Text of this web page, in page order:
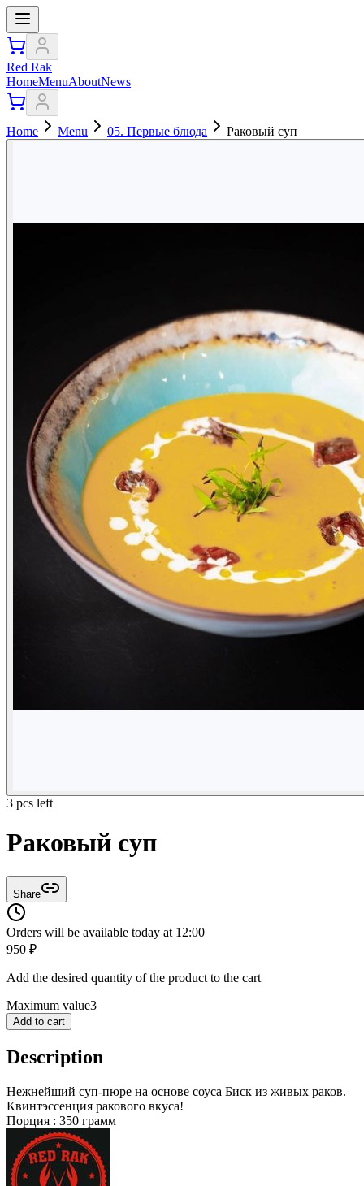
Red Rak
HomeMenuAboutNews
Home Menu 05. Первые блюда Раковый суп
3 pcs left
Раковый суп
Share
Orders will be available today at 12:00
950 ₽
Add the desired quantity of the product to the cart
Maximum value3
Add to cart
Description
Нежнейший суп-пюре на основе соуса Биск из живых раков.
Квинтэссенция ракового вкуса!
Порция : 350 грамм